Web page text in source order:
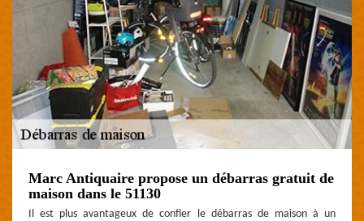
Marc Antiquaire propose un débarras gratuit de
maison dans le 51130
Il est plus avantageux de confier le débarras de maison à un